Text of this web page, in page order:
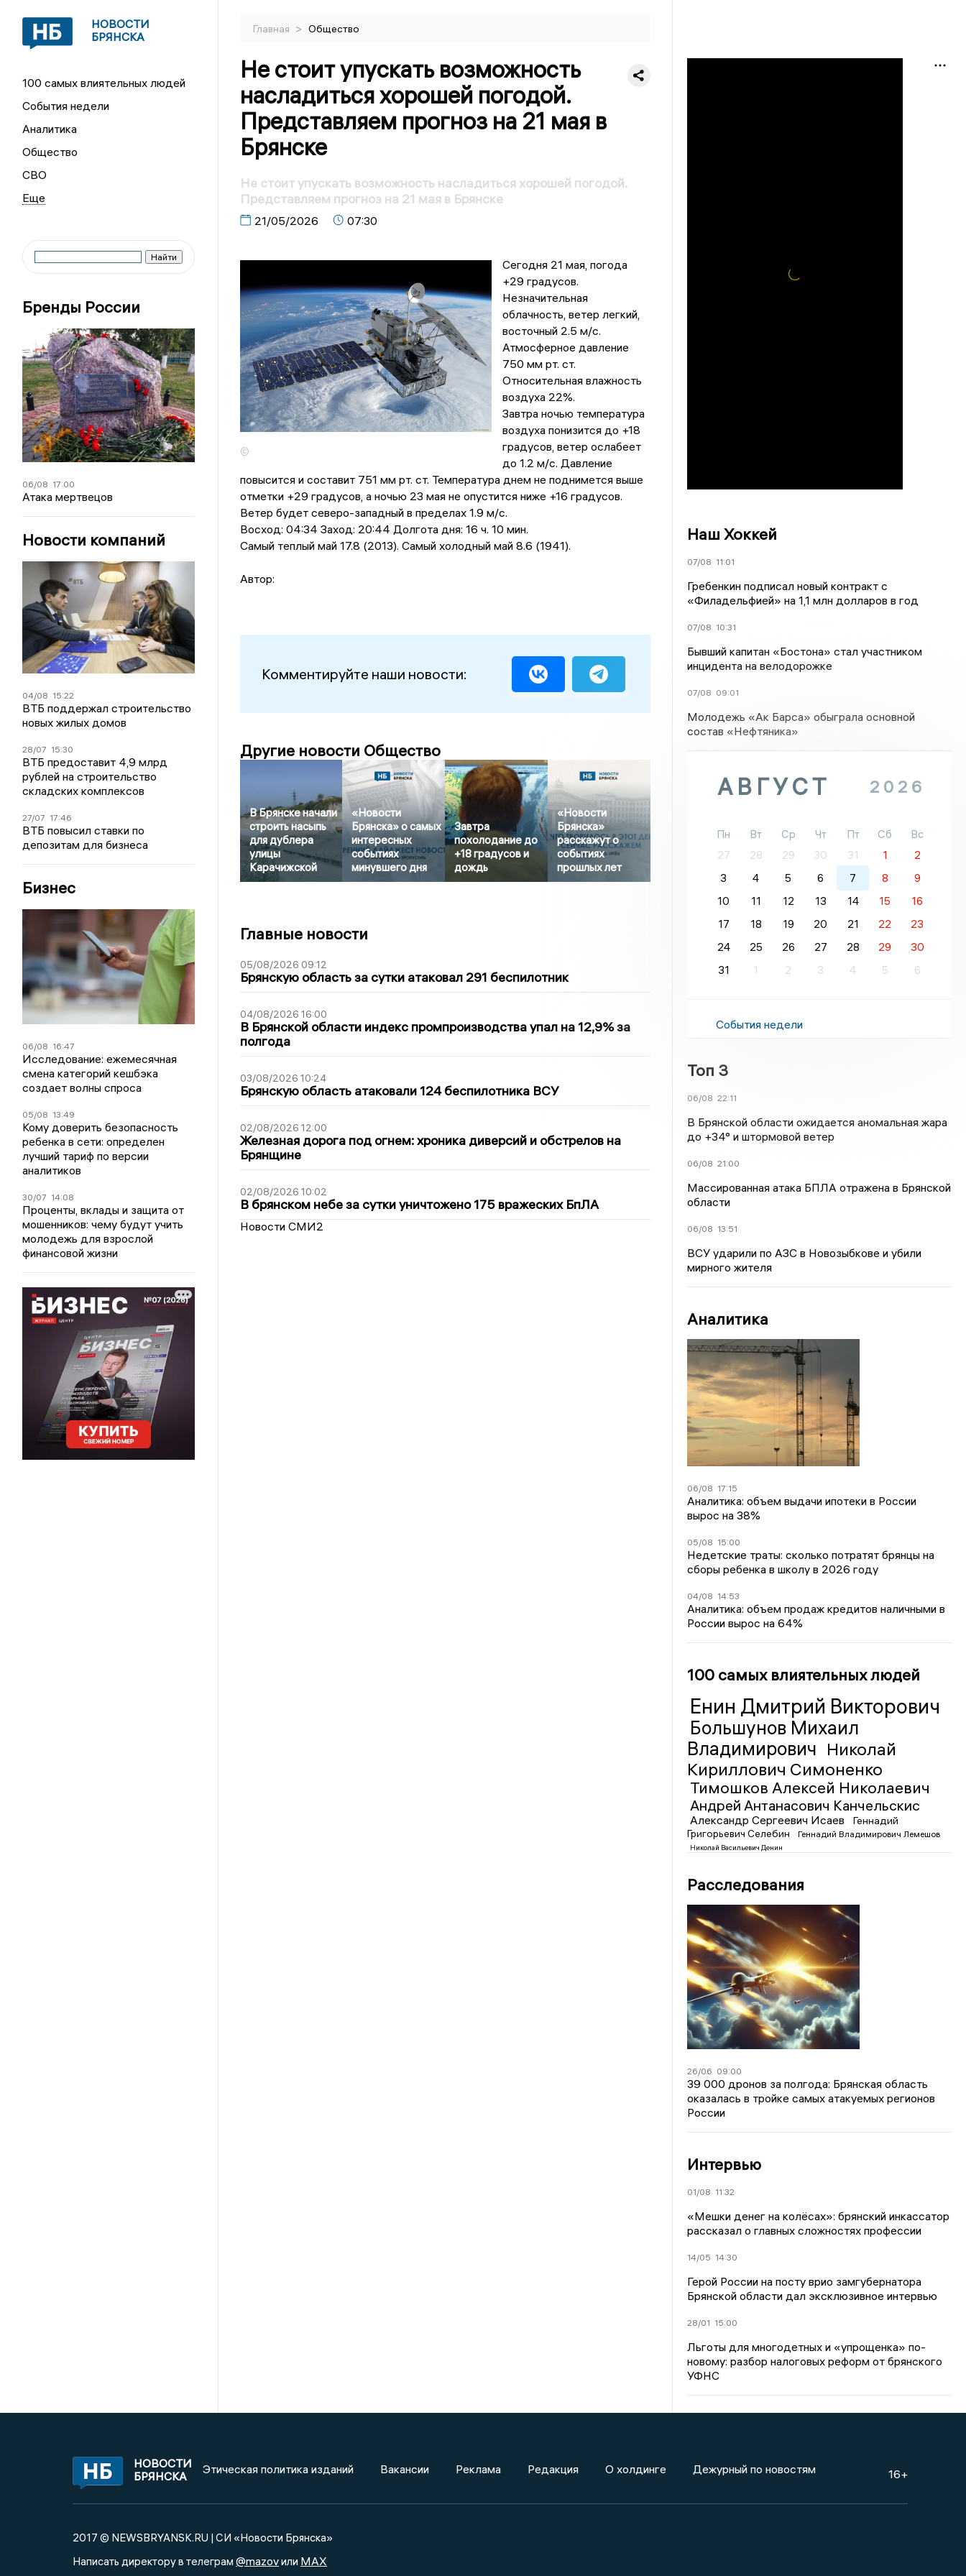
НОВОСТИ
БРЯНСКА
100 самых влиятельных людей
События недели
Аналитика
Общество
СВО
Бренды России
06/08 17:00
Атака мертвецов
Новости компаний
04/08 15:22
ВТБ поддержал строительство
новых жилых домов
28/07 15:30
ВТБ предоставит 4,9 млрд
рублей на строительство
складских комплексов
27/07 17:46
ВТБ повысил ставки по
депозитам для бизнеса
Бизнес
06/08 16:47
Исследование: ежемесячная
смена категорий кешбэка
создает волны спроса
05/08 13:49
Кому доверить безопасность
ребенка в сети: определен
лучший тариф по версии
аналитиков
30/07 14:08
Проценты, вклады и защита от
мошенников: чему будут учить
молодежь для взрослой
финансовой жизни
Главная > Общество
Не стоит упускать возможность
насладиться хорошей погодой.
Представляем прогноз на 21 мая в
Брянске
Не стоит упускать возможность насладиться хорошей погодой.
Представляем прогноз на 21 мая в Брянске
21/05/2026 07:30
©
Сегодня 21 мая, погода
+29 градусов.
Незначительная
облачность, ветер легкий,
восточный 2.5 м/с.
Атмосферное давление
750 мм рт. ст.
Относительная влажность
воздуха 22%.
Завтра ночью температура
воздуха понизится до +18
градусов, ветер ослабеет
до 1.2 м/с. Давление
повысится и составит 751 мм рт. ст. Температура днем не поднимется выше
отметки +29 градусов, a ночью 23 мая не опустится ниже +16 градусов.
Ветер будет северо-западный в пределах 1.9 м/с.
Восход: 04:34 Заход: 20:44 Долгота дня: 16 ч. 10 мин.
Самый теплый май 17.8 (2013). Самый холодный май 8.6 (1941).
Автор:
Комментируйте наши новости:
Другие новости Общество
В Брянске начали
строить насыпь
для дублера
улицы
Карачижской
«Новости
Брянска» о самых
интересных
событиях
минувшего дня
Завтра
похолодание до
+18 градусов и
дождь
«Новости
Брянска»
расскажут о
событиях
прошлых лет
Главные новости
05/08/2026 09:12
Брянскую область за сутки атаковал 291 беспилотник
04/08/2026 16:00
В Брянской области индекс промпроизводства упал на 12,9% за
полгода
03/08/2026 10:24
Брянскую область атаковали 124 беспилотника ВСУ
02/08/2026 12:00
Железная дорога под огнем: хроника диверсий и обстрелов на
Брянщине
02/08/2026 10:02
В брянском небе за сутки уничтожено 175 вражеских БпЛА
Новости СМИ2
Наш Хоккей
07/08 11:01
Гребенкин подписал новый контракт с
«Филадельфией» на 1,1 млн долларов в год
07/08 10:31
Бывший капитан «Бостона» стал участником
инцидента на велодорожке
07/08 09:01
Молодежь «Ак Барса» обыграла основной
состав «Нефтяника»
АВГУСТ 2026
Пн Вт Ср Чт Пт Сб
Вс
27
28 29 30 31 1
2
3
4 5 6 7 8
9
10
11 12 13 14 15
16
17
18 19 20 21 22
23
24
25 26 27 28 29
30
31
1 2 3 4 5 6
События недели
Топ 3
06/08 22:11
В Брянской области ожидается аномальная жара
до +34° и штормовой ветер
06/08 21:00
Массированная атака БПЛА отражена в Брянской
области
06/08 13:51
ВСУ ударили по АЗС в Новозыбкове и убили
мирного жителя
Аналитика
06/08 17:15
Аналитика: объем выдачи ипотеки в России
вырос на 38%
05/08 15:00
Недетские траты: сколько потратят брянцы на
сборы ребенка в школу в 2026 году
04/08 14:53
Аналитика: объем продаж кредитов наличными в
России вырос на 64%
100 самых влиятельных людей
Енин Дмитрий Викторович
Большунов Михаил
Владимирович Николай
Кириллович Симоненко
Тимошков Алексей Николаевич
Андрей Антанасович Канчельскис
Александр Сергеевич Исаев
Геннадий
Григорьевич Селебин
Геннадий Владимирович Лемешов
Николай Васильевич Денин
Расследования
26/06 09:00
39 000 дронов за полгода: Брянская область
оказалась в тройке самых атакуемых регионов
России
Интервью
01/08 11:32
«Мешки денег на колёсах»: брянский инкассатор
рассказал о главных сложностях профессии
14/05 14:30
Герой России на посту врио замгубернатора
Брянской области дал эксклюзивное интервью
28/01 15:00
Льготы для многодетных и «упрощенка» по-
новому: разбор налоговых реформ от брянского
УФНС
НОВОСТИ
БРЯНСКА
Этическая политика изданий Вакансии Реклама Редакция О холдинге Дежурный по новостям 16+
2017 © NEWSBRYANSK.RU | СИ «Новости Брянска»
Написать директору в телеграм @mazovили MAX